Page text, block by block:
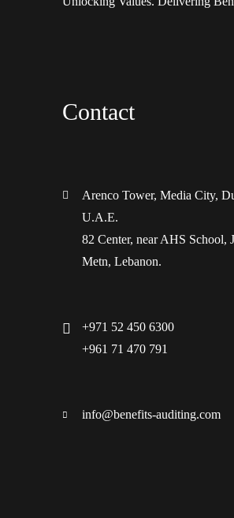
Contact
Arenco Tower, Media City,
U.A.E.
82 Center, near AHS School,
Metn, Lebanon.
+971 52 450 6300
+961 71 470 791
info@benefits-auditing.com